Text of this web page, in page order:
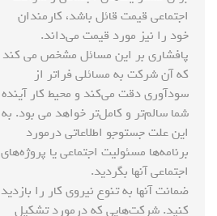
اجتماعی قیمت قائل باشد، کارمندان
خود را نیز مورد قیمت می‌داند.
پافشاری بر این مسائل مشخص می کند
که آن شرکت به مسائلی فراتر از
سودآوری دقت می‌کند و محیط کار آینده
شما سالم‌تر و کامل‌تر خواهد می بود. به
این علت جستوجو اطلاعاتی درمورد
برنامه‌ها مسئولیت اجتماعی یا پروژه‌های
اجتماعی آنها بگردید.
ضمانت آنها به تنوع نیروی کار را بازدید
کنید. شرکت‌هایی که درمورد تشکیل